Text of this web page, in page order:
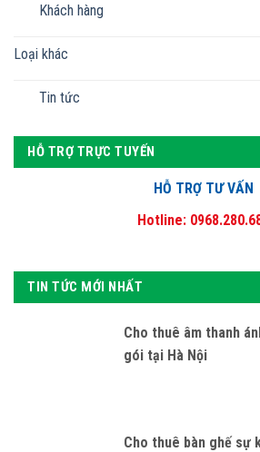
Khách hàng
Loại khác
Tin tức
HỖ TRỢ TRỰC TUYẾN
HỖ TRỢ TƯ VẤN
Hotline:
TIN TỨC MỚI NHẤT
Cho thuê âm thanh
gói tại Hà Nội
Cho thuê bàn ghế sự